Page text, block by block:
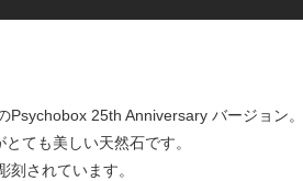
Psychobox 25th Anniversary バージョン。
ても美しい天然石です。
されています。